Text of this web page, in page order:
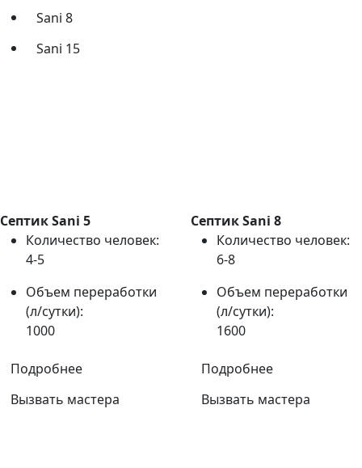
Sani 8
Sani 15
Септик Sani 5
Количество человек:
4-5
Объем переработки
(л/сутки):
1000
Подробнее
Вызвать мастера
Септик Sani 8
Количество человек:
6-8
Объем переработки
(л/сутки):
1600
Подробнее
Вызвать мастера